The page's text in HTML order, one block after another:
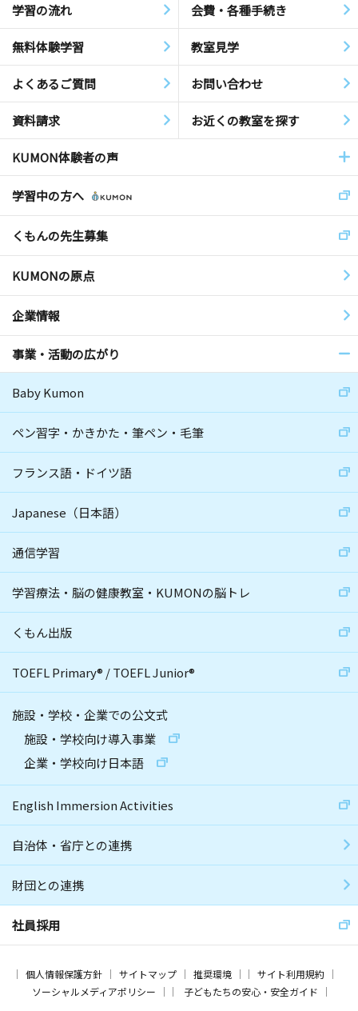
学習の流れ 会費・各種手続き
無料体験学習 教室見学
よくあるご質問 お問い合わせ
資料請求 お近くの教室を探す
KUMON体験者の声
学習中の方へ
くもんの先生募集
KUMONの原点
企業情報
事業・活動の広がり
Baby Kumon
ペン習字・かきかた・筆ペン・毛筆
フランス語・ドイツ語
Japanese（日本語）
通信学習
学習療法・脳の健康教室・KUMONの脳トレ
くもん出版
TOEFL Primary® /TOEFL Junior®
施設・学校・企業での公文式
施設・学校向け導入事業
企業・学校向け日本語
English Immersion Activities
自治体・省庁との連携
財団との連携
社員採用
個人情報保護方針 サイトマップ 推奨環境
サイト利用規約
ソーシャルメディアポリシー
子どもたちの安心・安全ガイド